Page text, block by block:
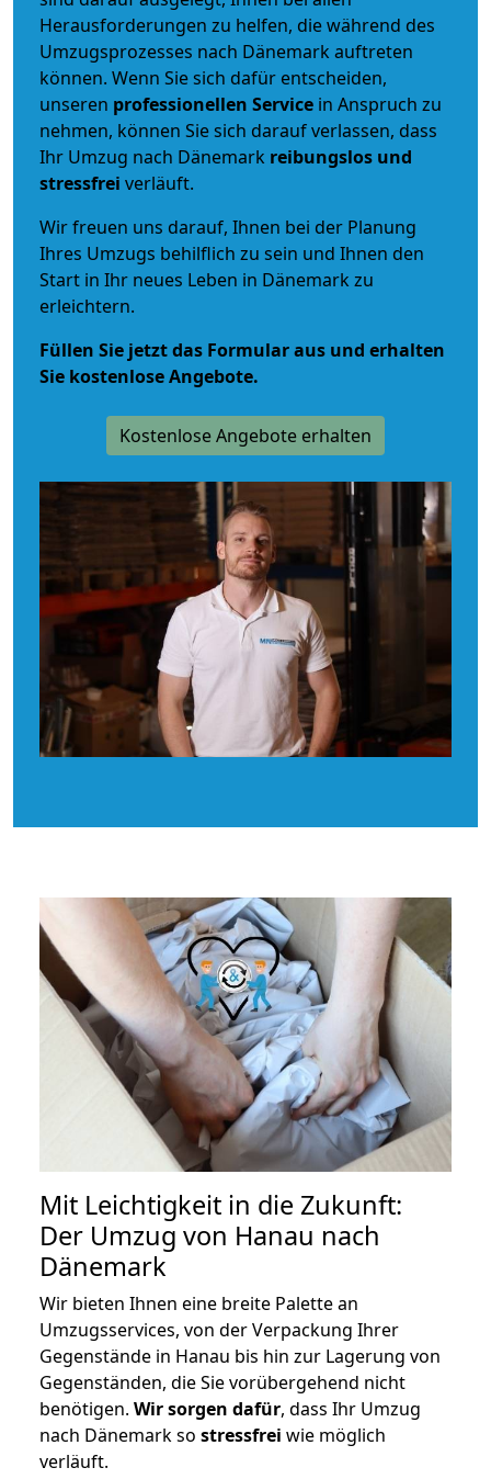
Herausforderungen zu helfen, die während des
Umzugsprozesses nach Dänemark auftreten
können. Wenn Sie sich dafür entscheiden,
unseren professionellen Service in Anspruch zu
nehmen, können Sie sich darauf verlassen, dass
Ihr Umzug nach Dänemark reibungslos und
stressfrei verläuft.
Wir freuen uns darauf, Ihnen bei der Planung
Ihres Umzugs behilflich zu sein und Ihnen den
Start in Ihr neues Leben in Dänemark zu
erleichtern.
Füllen Sie jetzt das Formular aus und erhalten
Sie kostenlose Angebote.
Kostenlose Angebote erhalten
Mit Leichtigkeit in die Zukunft:
Der Umzug von Hanau nach
Dänemark
Wir bieten Ihnen eine breite Palette an
Umzugsservices, von der Verpackung Ihrer
Gegenstände in Hanau bis hin zur Lagerung von
Gegenständen, die Sie vorübergehend nicht
benötigen. Wir sorgen dafür, dass Ihr Umzug
nach Dänemark so stressfrei wie möglich
verläuft.